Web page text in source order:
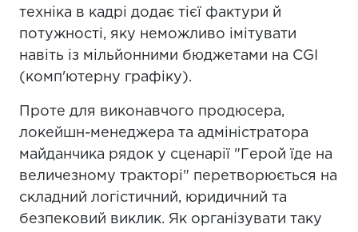
техніка в кадрі додає тієї фактури й
потужності, яку неможливо імітувати
навіть із мільйонними бюджетами на CGI
(комп'ютерну графіку).
Проте для виконавчого продюсера,
локейшн-менеджера та адміністратора
майданчика рядок у сценарії "Герой їде на
величезному тракторі" перетворюється на
складний логістичний, юридичний та
безпековий виклик. Як організувати таку